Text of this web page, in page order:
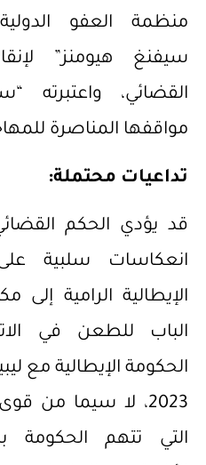
منظمة العفو
سيفنغ هيومنز”
القضائي، واعتبرته
مواقفها المناصرة
تداعيات محتملة:
قد يؤدي الحكم
انعكاسات سلبية
الإيطالية الرامية إلى
الباب للطعن في
2023، لا سيما من
التي تتهم الحكومة